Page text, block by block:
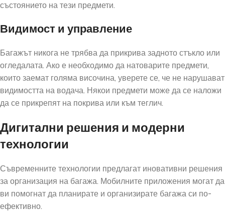
състоянието на тези предмети.
Видимост и управление
Багажът никога не трябва да прикрива задното стъкло или
огледалата. Ако е необходимо да натоварите предмети,
които заемат голяма височина, уверете се, че не нарушават
видимостта на водача. Някои предмети може да се наложи
да се прикрепят на покрива или към теглич.
Дигитални решения и модерни
технологии
Съвременните технологии предлагат иновативни решения
за организация на багажа. Мобилните приложения могат да
ви помогнат да планирате и организирате багажа си по-
ефективно.